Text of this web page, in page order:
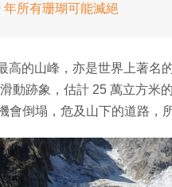
所有珊瑚可能滅絕
高的山峰，亦是世界上著名
動跡象，估計 25 萬立方米
會倒塌，危及山下的道路，